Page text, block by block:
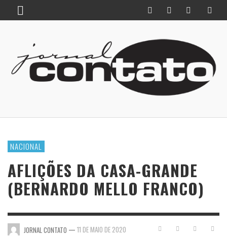
NACIONAL
AFLIÇÕES DA CASA-GRANDE
(BERNARDO MELLO FRANCO)
JORNAL CONTATO — 11 DE MAIO DE 2020